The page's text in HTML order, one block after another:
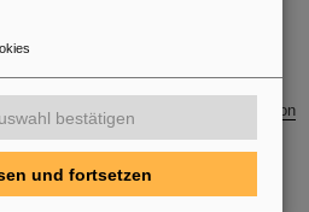
Technischen Rat
gesondertes Honorar / Abrechnung von
für Projekte
(SRVFLEXLMHFSS)
bestätigen
und fortsetzen